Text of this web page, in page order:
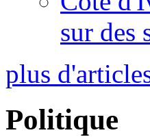
sur des
plus
Politique